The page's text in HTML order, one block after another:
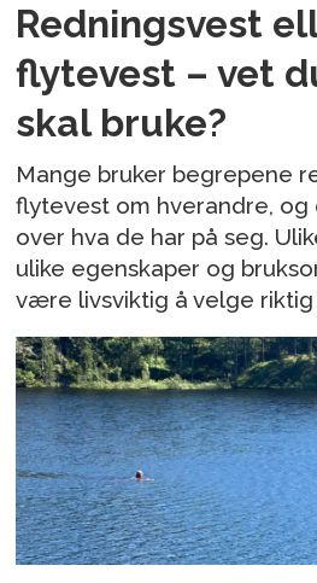
Redningsvest
flytevest – vet
skal bruke?
Mange bruker begrepene
flytevest om hverandre, og
over hva de har på seg.
ulike egenskaper og
være livsviktig å velge riktig